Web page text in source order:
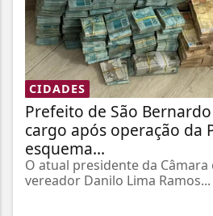
CIDADES
Prefeito de São
cargo após operação da
esquema...
O atual presidente da
vereador Danilo Lima Ramos...